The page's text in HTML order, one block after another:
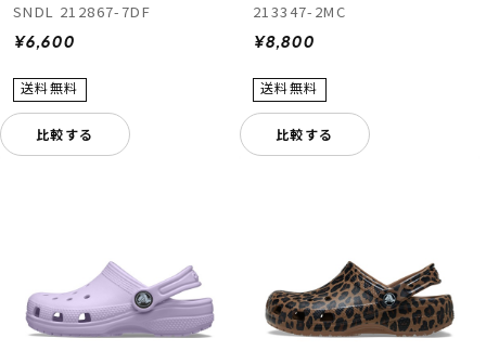
SNDL 212867-7DF
¥6,600
比較する
213347-2MC
¥8,800
比較する